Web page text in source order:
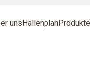
unsHallenplanProdukte